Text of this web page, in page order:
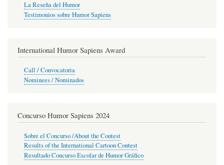
La Reseña del Humor
Testimonios sobre Humor Sapiens
International Humor Sapiens Award
Call / Convocatoria
Nominees / Nominados
Concurso Humor Sapiens 2024
Sobre el Concurso /About the Contest
Results of the International Cartoon Contest
Resultado Concurso Escolar de Humor Gráfico